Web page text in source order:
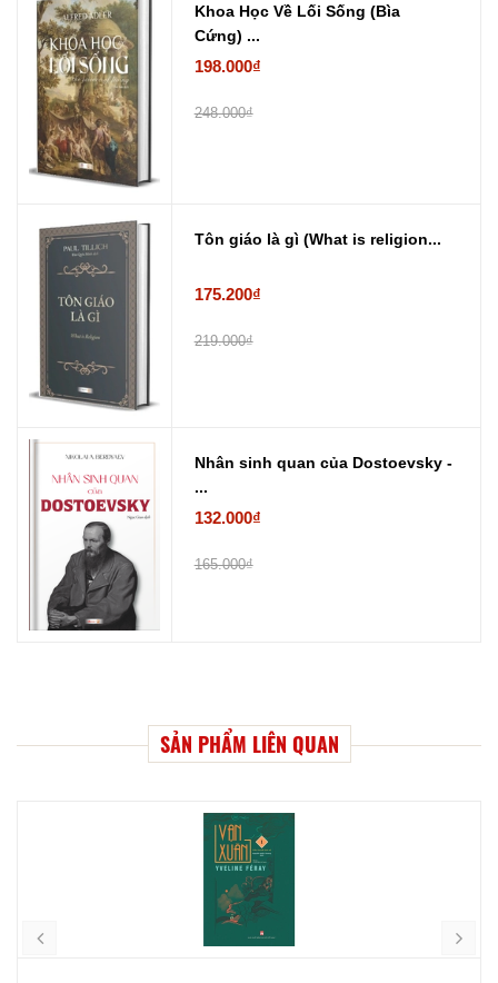
Khoa Học Về Lối Sống (Bìa
Cứng) ...
198.000₫
248.000₫
Tôn giáo là gì (What is religion...
175.200₫
219.000₫
Nhân sinh quan của Dostoevsky -
...
132.000₫
165.000₫
SẢN PHẨM LIÊN QUAN